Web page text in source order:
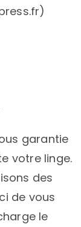
garantie
votre linge.
des
de vous
le